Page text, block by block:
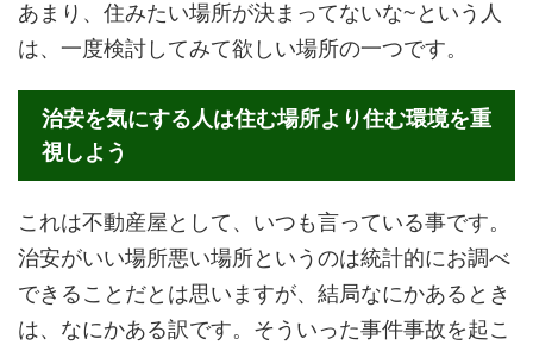
あまり、住みたい場所が決まってないな~という人
は、一度検討してみて欲しい場所の一つです。
治安を気にする人は住む場所より住む環境を重
視しよう
これは不動産屋として、いつも言っている事です。
治安がいい場所悪い場所というのは統計的にお調べ
できることだとは思いますが、結局なにかあるとき
は、なにかある訳です。そういった事件事故を起こ